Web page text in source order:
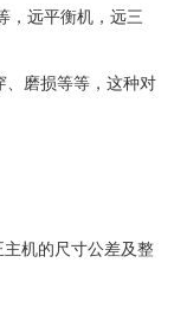
，远平衡机，远三
、磨损等等，这种对
机的尺寸公差及整